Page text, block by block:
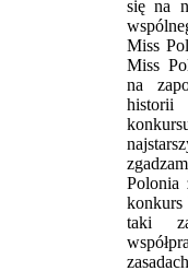
się na
Miss
Miss
na
historii
Polonia
konkurs
taki